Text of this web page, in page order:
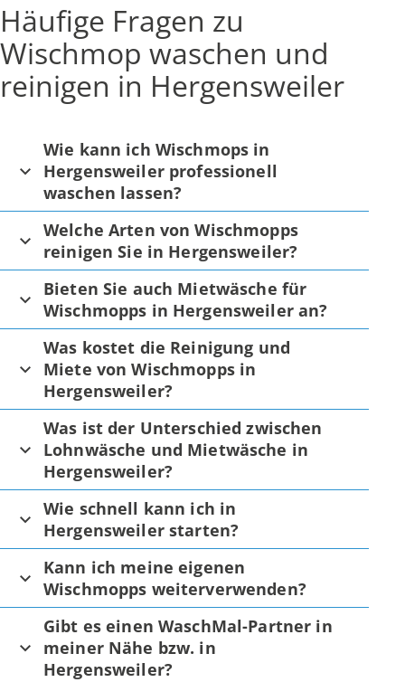
Häufige Fragen zu
Wischmop waschen und
reinigen in Hergensweiler
Wie kann ich Wischmops in
Hergensweiler professionell
waschen lassen?
Welche Arten von Wischmopps
reinigen Sie in Hergensweiler?
Bieten Sie auch Mietwäsche für
Wischmopps in Hergensweiler an?
Was kostet die Reinigung und
Miete von Wischmopps in
Hergensweiler?
Was ist der Unterschied zwischen
Lohnwäsche und Mietwäsche in
Hergensweiler?
Wie schnell kann ich in
Hergensweiler starten?
Kann ich meine eigenen
Wischmopps weiterverwenden?
Gibt es einen WaschMal-Partner in
meiner Nähe bzw. in
Hergensweiler?